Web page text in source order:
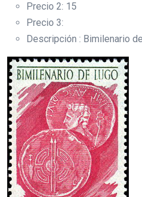
Precio 2: 15
Precio 3:
Descripción : Bimilenario